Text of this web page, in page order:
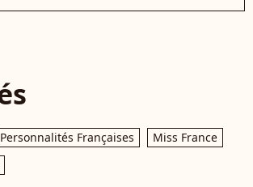
Personnalités Françaises
Miss France